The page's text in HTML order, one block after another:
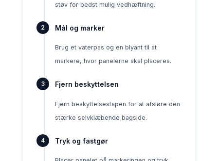
støv for bedst mulig vedhæftning.
Mål og marker
Brug et vaterpas og en blyant til at
markere, hvor panelerne skal placeres.
Fjern beskyttelsen
Fjern beskyttelsestapen for at afsløre den
stærke selvklæbende bagside.
Tryk og fastgør